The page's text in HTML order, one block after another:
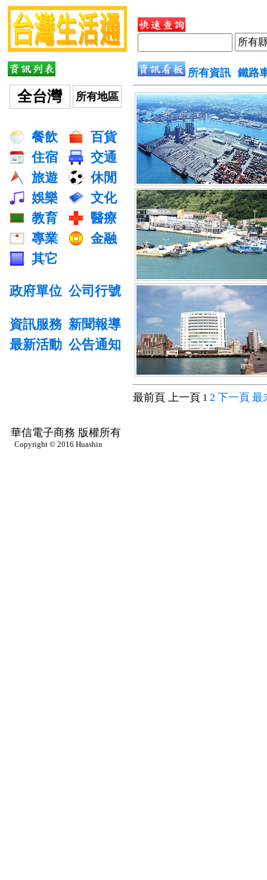
全台灣 所有地區
餐飲
百貨
住宿
交通
旅遊
休閒
娛樂
文化
教育
醫療
專業
金融
其它
政府單位 公司行號
資訊服務 新聞報導
最新活動 公告通知
所有資訊 鐵路
最前頁 上一頁 1 2 下一頁 最
華信電子商務 版權所有
Copyright © 2016 Huashin